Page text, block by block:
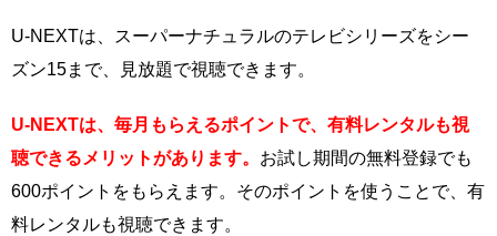
U-NEXTは、スーパーナチュラルのテレビシリーズをシー
ズン15まで、見放題で視聴できます。
U-NEXTは、毎月もらえるポイントで、有料レンタルも視
聴できるメリットがあります。 お試し期間の無料登録でも
600ポイントをもらえます。そのポイントを使うことで、有
料レンタルも視聴できます。